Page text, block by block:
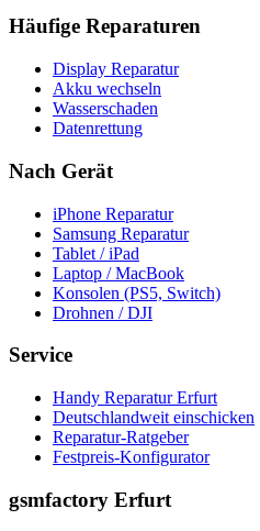
Häufige Reparaturen
Display Reparatur
Akku wechseln
Wasserschaden
Datenrettung
Nach Gerät
iPhone Reparatur
Samsung Reparatur
Tablet / iPad
Laptop / MacBook
Konsolen (PS5, Switch)
Drohnen / DJI
Service
Handy Reparatur Erfurt
Deutschlandweit einschicken
Reparatur-Ratgeber
Festpreis-Konfigurator
gsmfactory Erfurt